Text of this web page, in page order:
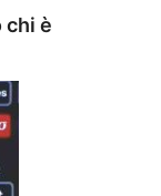
chi è